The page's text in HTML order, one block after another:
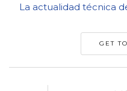
La actualidad técnica
GET